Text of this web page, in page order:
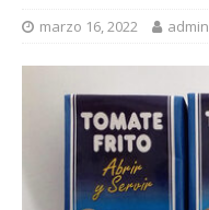
marzo 16, 2022 admin